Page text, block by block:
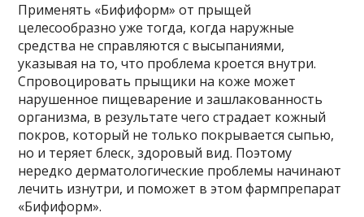
Применять «Бифиформ» от прыщей
целесообразно уже тогда, когда наружные
средства не справляются с высыпаниями,
указывая на то, что проблема кроется внутри.
Спровоцировать прыщики на коже может
нарушенное пищеварение и зашлакованность
организма, в результате чего страдает кожный
покров, который не только покрывается сыпью,
но и теряет блеск, здоровый вид. Поэтому
нередко дерматологические проблемы начинают
лечить изнутри, и поможет в этом фармпрепарат
«Бифиформ».